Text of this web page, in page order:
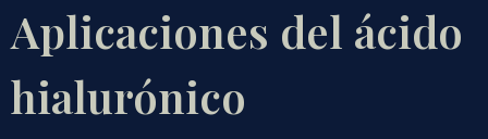
Aplicaciones del ácido
hialurónico